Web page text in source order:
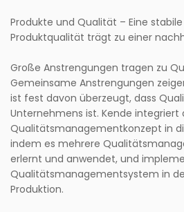
Produkte und Qualität – Eine
Produktqualität trägt zu einer
Große Anstrengungen tragen zu
Gemeinsame Anstrengungen
ist fest davon überzeugt, dass
Unternehmens ist. Kende integriert
Qualitätsmanagementkonzept in
indem es mehrere
erlernt und anwendet, und
Qualitätsmanagementsystem in
Produktion.